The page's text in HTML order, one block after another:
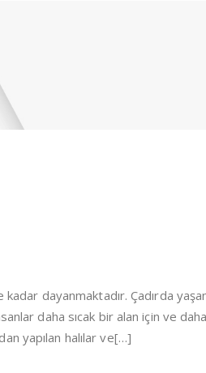
dayanmaktadır. Çadırda
daha sıcak bir alan için ve daha
yapılan halılar ve[…]